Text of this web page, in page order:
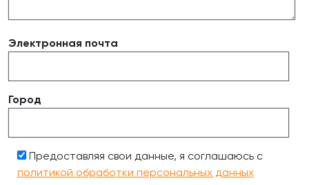
Электронная почта
Город
Предоставляя свои данные, я соглашаюсь с
политикой обработки персональных данных